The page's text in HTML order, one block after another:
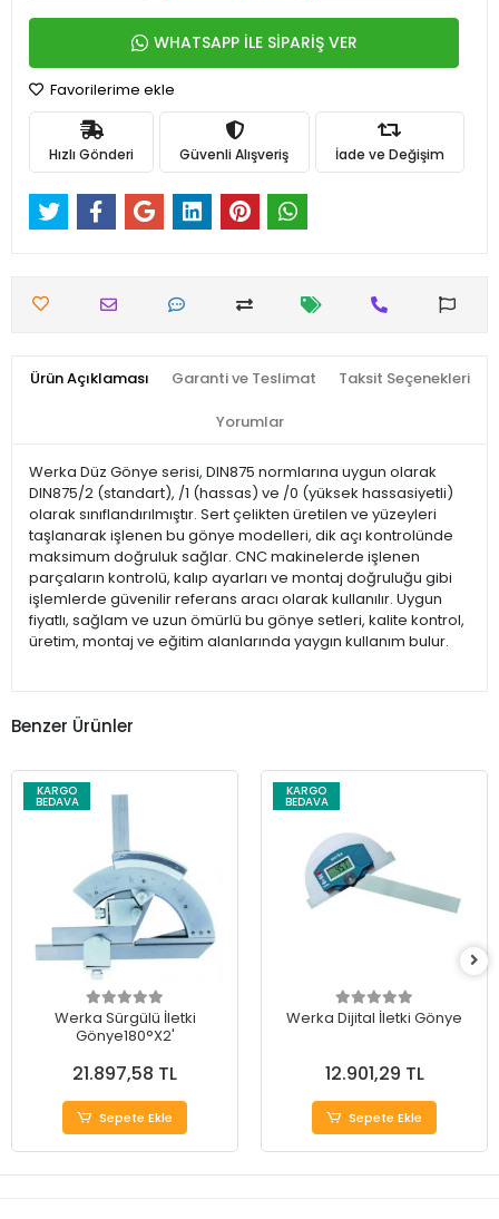
WHATSAPP İLE SİPARİŞ VER
Favorilerime ekle
Hızlı Gönderi Güvenli Alışveriş İade ve Değişim
Ürün Açıklaması Garanti ve Teslimat Taksit Seçenekleri
Yorumlar
Werka Düz Gönye serisi, DIN875 normlarına uygun olarak
DIN875/2 (standart), /1 (hassas) ve /0 (yüksek hassasiyetli)
olarak sınıflandırılmıştır. Sert çelikten üretilen ve yüzeyleri
taşlanarak işlenen bu gönye modelleri, dik açı kontrolünde
maksimum doğruluk sağlar. CNC makinelerde işlenen
parçaların kontrolü, kalıp ayarları ve montaj doğruluğu gibi
işlemlerde güvenilir referans aracı olarak kullanılır. Uygun
fiyatlı, sağlam ve uzun ömürlü bu gönye setleri, kalite kontrol,
üretim, montaj ve eğitim alanlarında yaygın kullanım bulur.
Benzer Ürünler
KARGO
BEDAVA
Werka Sürgülü İletki
Gönye180°X2'
21.897,58 TL
Sepete Ekle
KARGO
BEDAVA
Werka Dijital İletki Gönye
12.901,29 TL
Sepete Ekle